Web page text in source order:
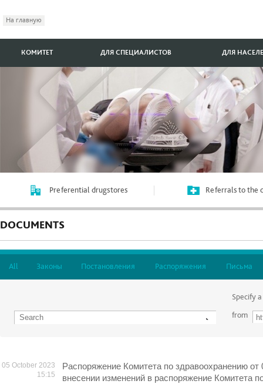
На главную
КОМИТЕТ ДЛЯ СПЕЦИАЛИСТОВ ДЛЯ
Preferential drugstores Referrals to the
DOCUMENTS
All Законы Постановления Распоряжения Письма
Specify
from
05 October 2023
15:15
Распоряжение Комитета по здравоохранению
внесении изменений в распоряжение Комитета